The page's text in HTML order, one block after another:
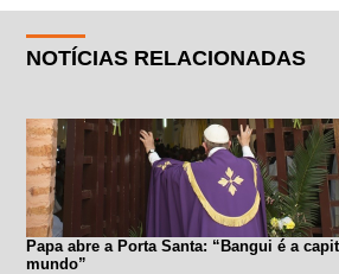
NOTÍCIAS RELACIONADAS
Papa abre a Porta Santa: “Bangui é a
mundo”